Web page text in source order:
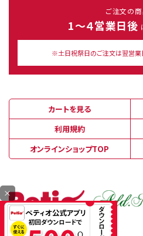
ご注文の
1～４営業日後
※土日祝祭日のご注文は翌営業
カートを見る
利用規約
オンラインショップTOP
×